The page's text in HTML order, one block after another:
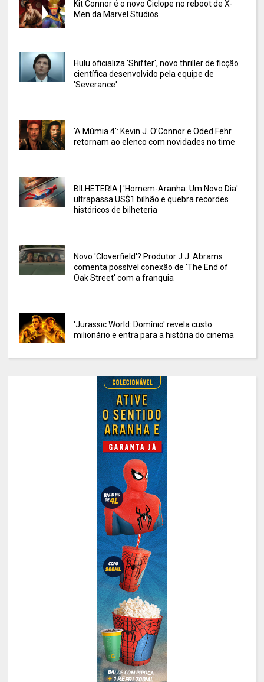
Kit Connor é o novo Ciclope no reboot de X-
Men da Marvel Studios
Hulu oficializa 'Shifter', novo thriller de ficção
científica desenvolvido pela equipe de
'Severance'
'A Múmia 4': Kevin J. O’Connor e Oded Fehr
retornam ao elenco com novidades no time
BILHETERIA | 'Homem-Aranha: Um Novo Dia'
ultrapassa US$1 bilhão e quebra recordes
históricos de bilheteria
Novo 'Cloverfield'? Produtor J.J. Abrams
comenta possível conexão de 'The End of
Oak Street' com a franquia
'Jurassic World: Domínio' revela custo
milionário e entra para a história do cinema